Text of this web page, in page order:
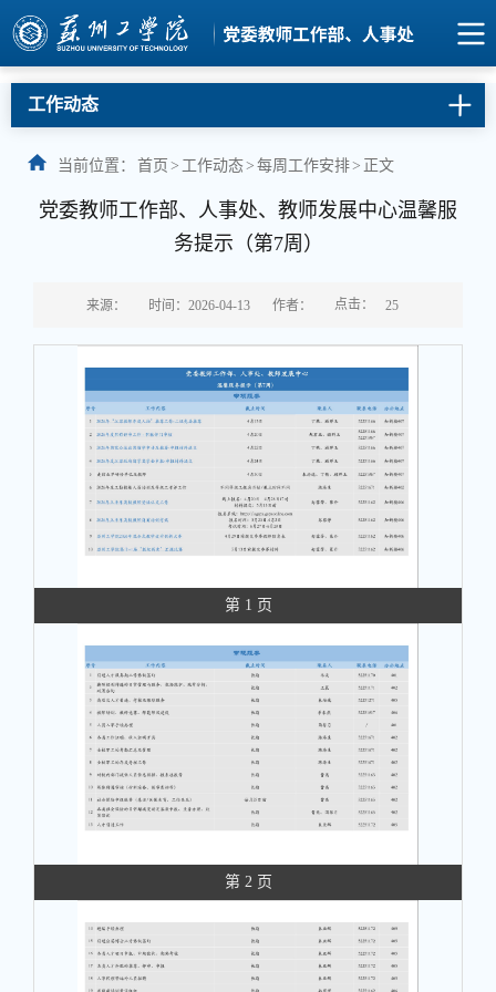
工作动态
当前位置： 首页 > 工作动态> 每周工作安排> 正文
党委教师工作部、人事处、教师发展中心温馨服
务提示（第7周）
来源： 时间：2026-04-13 作者： 点击： 25
第 1 页
第 2 页